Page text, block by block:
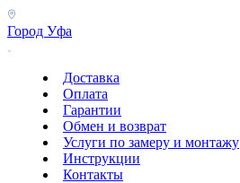
Город Уфа
Доставка
Оплата
Гарантии
Обмен и возврат
Услуги по замеру и монтажу
Инструкции
Контакты